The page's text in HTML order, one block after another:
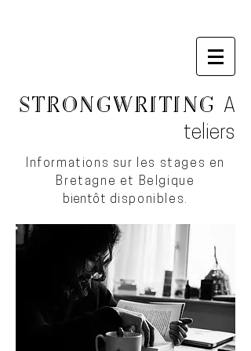
STRONGWRITING A
teliers
Informations sur les stages en
Bretagne et Belgique
bientôt disponibles.